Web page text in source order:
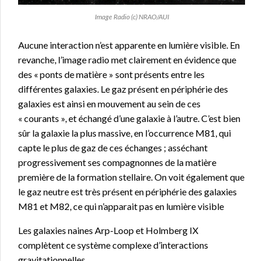
Image Radio (c) NRAO/AUI
Aucune interaction n’est apparente en lumière visible. En
revanche, l’image radio met clairement en évidence que
des « ponts de matière » sont présents entre les
différentes galaxies. Le gaz présent en périphérie des
galaxies est ainsi en mouvement au sein de ces
« courants », et échangé d’une galaxie à l’autre. C’est bien
sûr la galaxie la plus massive, en l’occurrence M81, qui
capte le plus de gaz de ces échanges ; asséchant
progressivement ses compagnonnes de la matière
première de la formation stellaire. On voit également que
le gaz neutre est très présent en périphérie des galaxies
M81 et M82, ce qui n’apparait pas en lumière visible
Les galaxies naines Arp-Loop et Holmberg IX
complètent ce système complexe d’interactions